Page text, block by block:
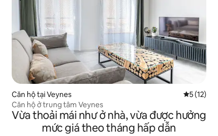
Căn hộ tại Veynes Xếp hạng
5 (12)
Căn hộ ở trung tâm Veynes
Vừa thoải mái như ở nhà, vừa được hưởng
mức giá theo tháng hấp dẫn